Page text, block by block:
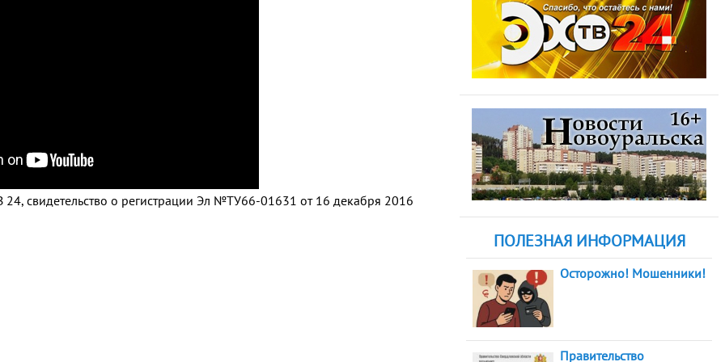
свидетельство о регистрации Эл №ТУ66-01631 от 16 декабря 2016
ПОЛЕЗНАЯ ИНФОРМАЦИЯ
Осторожно! Мошенники!
Правительство